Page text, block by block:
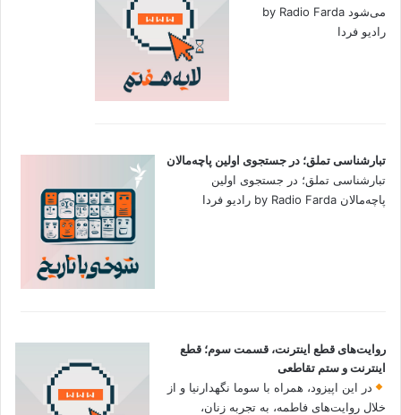
می‌شود by Radio Farda
رادیو فردا
تبارشناسی تملق؛ در جستجوی اولین‌ پاچه‌مالان
تبارشناسی تملق؛ در جستجوی اولین‌
پاچه‌مالان by Radio Farda رادیو فردا
روایت‌های قطع اینترنت، قسمت سوم؛ قطع
اینترنت و ستم تقاطعی
در این اپیزود، همراه با سوما نگهدارنیا و از
خلال روایت‌های فاطمه، به تجربه زنان،